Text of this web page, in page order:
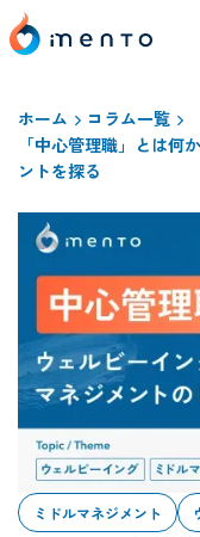
ホーム
コラム一覧
「中心管理職」とは何
ントを探る
ミドルマネジメント